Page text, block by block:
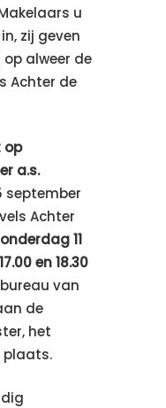
u
zij geven
alweer de
Achter de
op
a.s.
september
Achter
11
en 18.30
van
de
het
plaats.